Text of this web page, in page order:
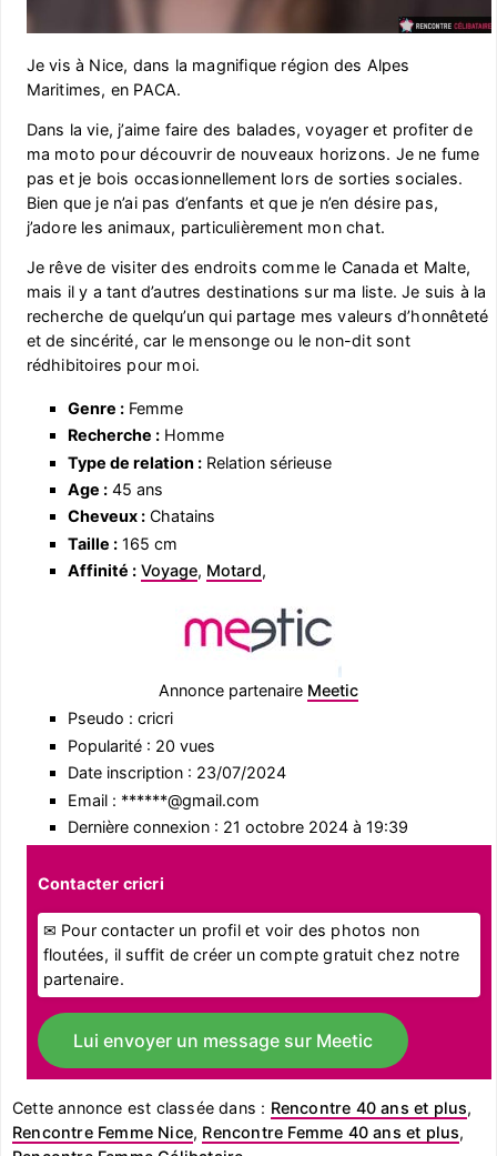
Je vis à Nice, dans la magnifique région des Alpes
Maritimes, en PACA.
Dans la vie, j’aime faire des balades, voyager et profiter de
ma moto pour découvrir de nouveaux horizons. Je ne fume
pas et je bois occasionnellement lors de sorties sociales.
Bien que je n’ai pas d’enfants et que je n’en désire pas,
j’adore les animaux, particulièrement mon chat.
Je rêve de visiter des endroits comme le Canada et Malte,
mais il y a tant d’autres destinations sur ma liste. Je suis à la
recherche de quelqu’un qui partage mes valeurs d’honnêteté
et de sincérité, car le mensonge ou le non-dit sont
rédhibitoires pour moi.
Genre :Femme
Recherche :Homme
Type de relation :Relation sérieuse
Age :45 ans
Cheveux :Chatains
Taille :165 cm
Affinité : Voyage, Motard,
Annonce partenaire Meetic
Pseudo : cricri
Popularité : 20 vues
Date inscription : 23/07/2024
Email : ******@gmail.com
Dernière connexion : 21 octobre 2024 à 19:39
Contacter cricri
✉ Pour contacter un profil et voir des photos non
floutées, il suffit de créer un compte gratuit chez notre
partenaire.
Lui envoyer un message sur Meetic
Cette annonce est classée dans : Rencontre 40 ans et plus,
Rencontre Femme Nice, Rencontre Femme 40 ans et plus,